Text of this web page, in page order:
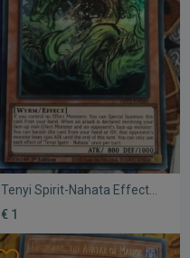
Tenyi Spirit-Nahata Effect
Monster μεταχειρισμένο
€ 1